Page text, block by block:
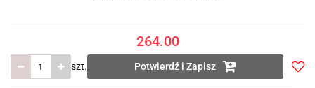
264.00
szt. Potwierdź i Zapisz